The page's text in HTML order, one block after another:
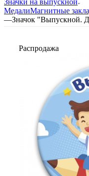
МедалиМагнитные
—Значок "Выпускной.
Распродажа